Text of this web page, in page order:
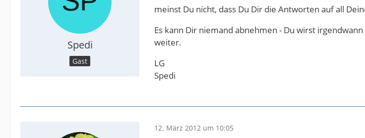
Spedi
Gast
meinst Du nicht, dass Du Dir die Antworten auf all
Es kann Dir niemand abnehmen - Du wirst
weiter.
LG
Spedi
12. März 2012 um 10:05